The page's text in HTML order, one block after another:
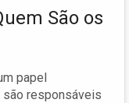
São os
papel
responsáveis